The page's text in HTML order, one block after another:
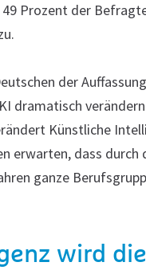
Prozent der
der
dramatisch
Künstliche
erwarten, dass
ganze
wird